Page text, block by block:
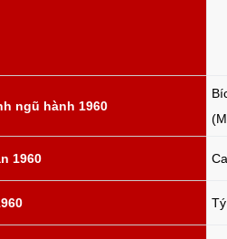
ngũ hành 1960
1960
Tý